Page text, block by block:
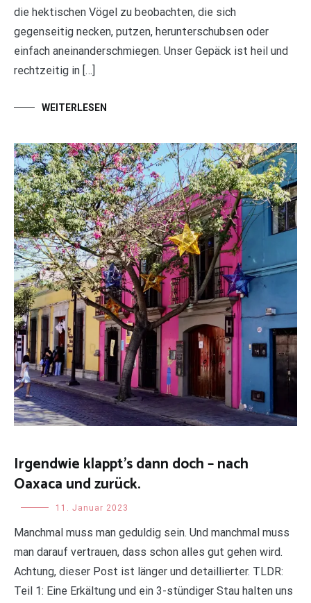
die hektischen Vögel zu beobachten, die sich
gegenseitig necken, putzen, herunterschubsen oder
einfach aneinanderschmiegen. Unser Gepäck ist heil und
rechtzeitig in […]
WEITERLESEN
Irgendwie klappt’s dann doch – nach
Oaxaca und zurück.
Uncategorized11. Januar 2023
Manchmal muss man geduldig sein. Und manchmal muss
man darauf vertrauen, dass schon alles gut gehen wird.
Achtung, dieser Post ist länger und detaillierter. TLDR:
Teil 1: Eine Erkältung und ein 3-stündiger Stau halten uns